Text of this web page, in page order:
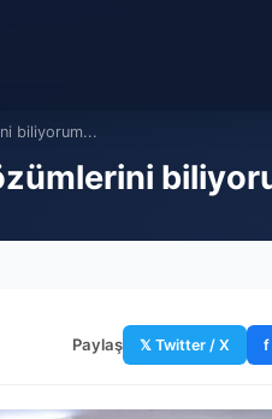
biliyorum...
Paylaş 𝕏 Twitter / X f